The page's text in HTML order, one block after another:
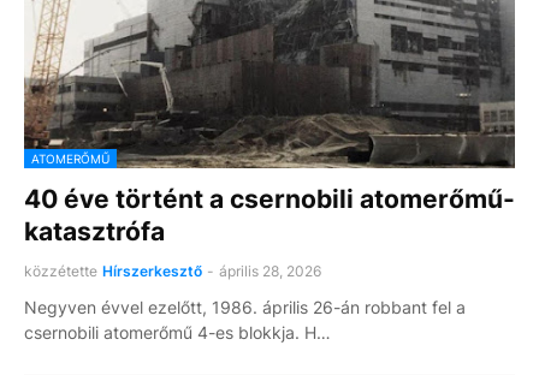
ATOMERŐMŰ
40 éve történt a csernobili atomerőmű-
katasztrófa
közzétette Hírszerkesztő - április 28, 2026
Negyven évvel ezelőtt, 1986. április 26-án robbant fel a
csernobili atomerőmű 4-es blokkja. H…